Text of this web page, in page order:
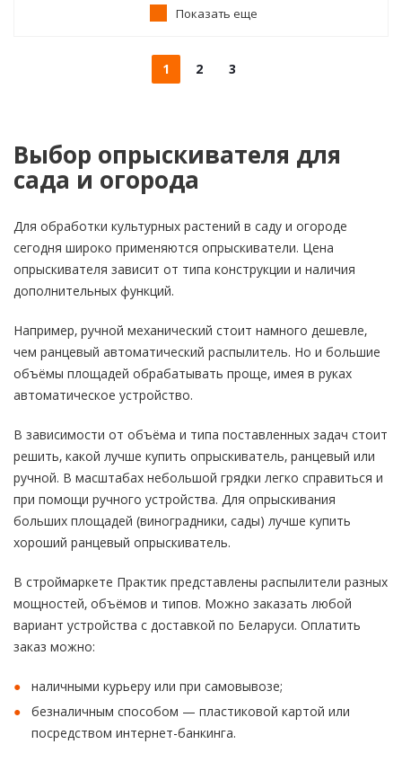
Показать еще
1 2 3
Выбор опрыскивателя для
сада и огорода
Для обработки культурных растений в саду и огороде
сегодня широко применяются опрыскиватели. Цена
опрыскивателя зависит от типа конструкции и наличия
дополнительных функций.
Например, ручной механический стоит намного дешевле,
чем ранцевый автоматический распылитель. Но и большие
объёмы площадей обрабатывать проще, имея в руках
автоматическое устройство.
В зависимости от объёма и типа поставленных задач стоит
решить, какой лучше купить опрыскиватель, ранцевый или
ручной. В масштабах небольшой грядки легко справиться и
при помощи ручного устройства. Для опрыскивания
больших площадей (виноградники, сады) лучше купить
хороший ранцевый опрыскиватель.
В строймаркете Практик представлены распылители разных
мощностей, объёмов и типов. Можно заказать любой
вариант устройства с доставкой по Беларуси. Оплатить
заказ можно:
наличными курьеру или при самовывозе;
безналичным способом — пластиковой картой или
посредством интернет-банкинга.